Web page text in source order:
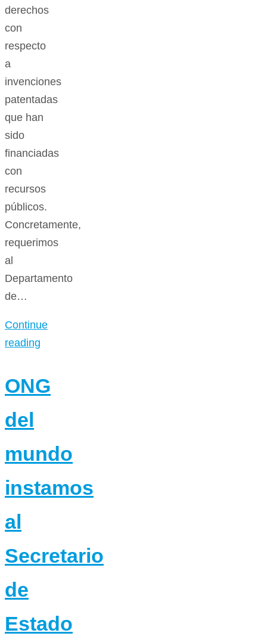
derechos
con
respecto
a
invenciones
patentadas
que han
sido
financiadas
con
recursos
públicos.
Concretamente,
requerimos
al
Departamento
de…
Continue
reading
ONG
del
mundo
instamos
al
Secretario
de
Estado